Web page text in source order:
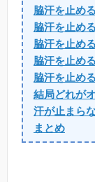
脇汗を止め
脇汗を止め
脇汗を止め
脇汗を止め
脇汗を止め
結局どれが
汗が止まら
まとめ